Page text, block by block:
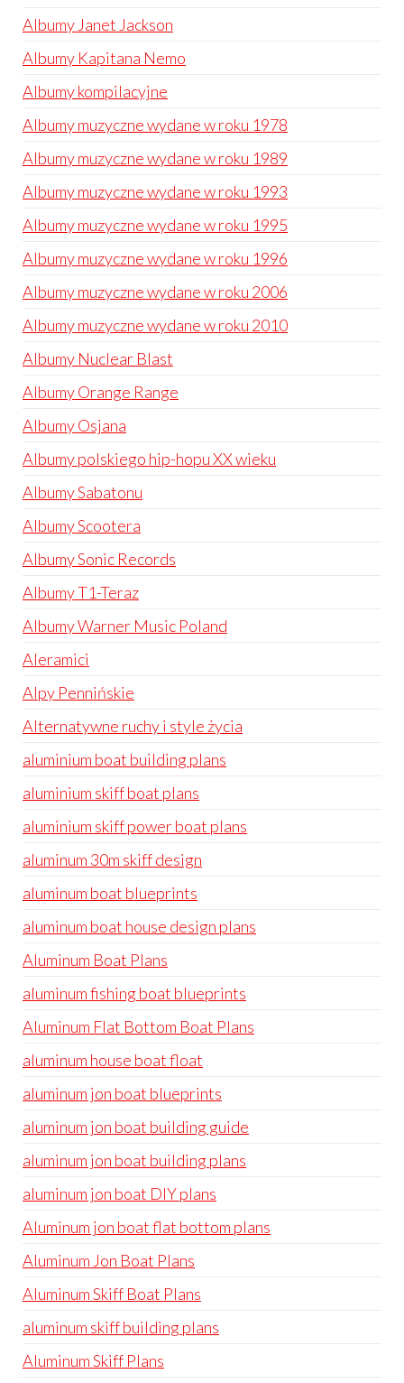
Albumy Janet Jackson
Albumy Kapitana Nemo
Albumy kompilacyjne
Albumy muzyczne wydane w roku 1978
Albumy muzyczne wydane w roku 1989
Albumy muzyczne wydane w roku 1993
Albumy muzyczne wydane w roku 1995
Albumy muzyczne wydane w roku 1996
Albumy muzyczne wydane w roku 2006
Albumy muzyczne wydane w roku 2010
Albumy Nuclear Blast
Albumy Orange Range
Albumy Osjana
Albumy polskiego hip-hopu XX wieku
Albumy Sabatonu
Albumy Scootera
Albumy Sonic Records
Albumy T1-Teraz
Albumy Warner Music Poland
Aleramici
Alpy Pennińskie
Alternatywne ruchy i style życia
aluminium boat building plans
aluminium skiff boat plans
aluminium skiff power boat plans
aluminum 30m skiff design
aluminum boat blueprints
aluminum boat house design plans
Aluminum Boat Plans
aluminum fishing boat blueprints
Aluminum Flat Bottom Boat Plans
aluminum house boat float
aluminum jon boat blueprints
aluminum jon boat building guide
aluminum jon boat building plans
aluminum jon boat DIY plans
Aluminum jon boat flat bottom plans
Aluminum Jon Boat Plans
Aluminum Skiff Boat Plans
aluminum skiff building plans
Aluminum Skiff Plans